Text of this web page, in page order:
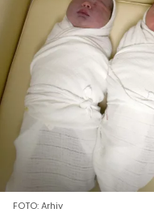
FOTO: Arhiv